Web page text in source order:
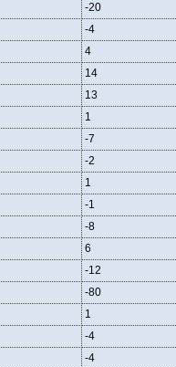
-20
-4
4
14
13
1
-7
-2
1
-1
-8
6
-12
-80
1
-4
-4